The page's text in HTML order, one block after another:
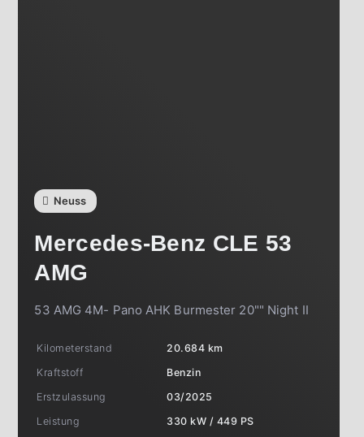
Neuss
Mercedes-Benz CLE 53
AMG
53 AMG 4M- Pano AHK Burmester 20"" Night II
Kilometerstand
20.684 km
Kraftstoff
Benzin
Erstzulassung
03/2025
Leistung
330 kW / 449 PS